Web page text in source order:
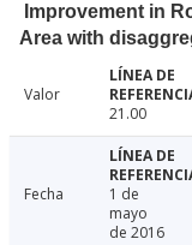
Improvement in
Area with
Valor
21.00
Fecha
1 de
mayo
de 2016